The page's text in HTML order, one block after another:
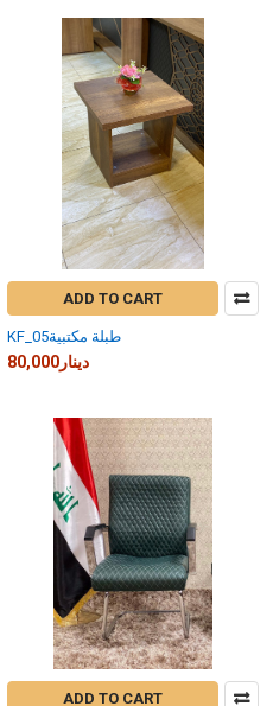
ADD TO CART
KF_05طبلة مكتبية
80,000دينار
ADD TO CART